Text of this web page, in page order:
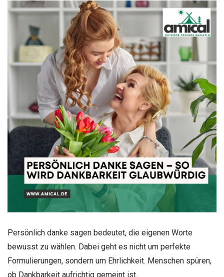
Persönlich danke sagen bedeutet, die eigenen Worte
bewusst zu wählen. Dabei geht es nicht um perfekte
Formulierungen, sondern um Ehrlichkeit. Menschen spüren,
ob Dankbarkeit aufrichtig gemeint ist.